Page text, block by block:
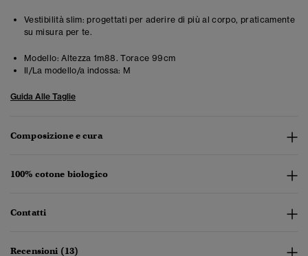
Vestibilità slim: progettati per aderire di più al corpo, praticamente
su misura per te.
Modello: Altezza 1m88. Torace 99cm
Il/La modello/a indossa: M
Guida Alle Taglie
Composizione e cura
100% cotone biologico
Contatti
Recensioni (13)